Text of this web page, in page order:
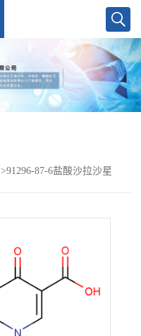
>91296-87-6盐酸沙拉沙星